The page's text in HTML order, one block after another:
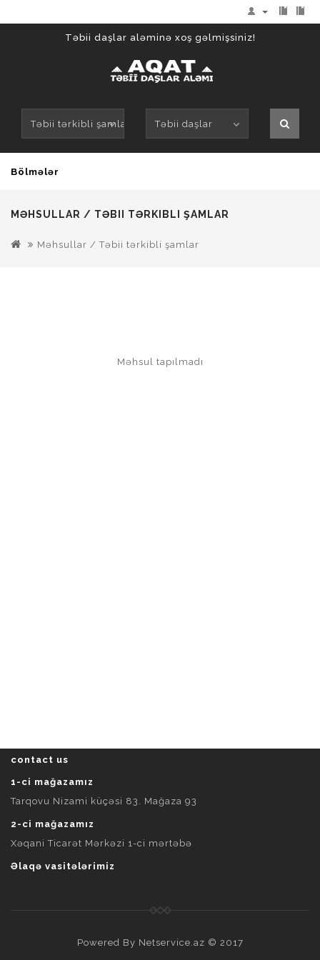
Təbii daşlar aləminə xoş gəlmişsiniz!
Təbii tərkibli şamlar Təbii daşlar
Bölmələr
MƏHSULLAR / TƏBII TƏRKIBLI ŞAMLAR
Məhsullar / Təbii tərkibli şamlar
Məhsul tapılmadı
contact us
1-ci mağazamız
Tarqovu Nizami küçəsi 83. Mağaza 93
2-ci mağazamız
Xəqani Ticarət Mərkəzi 1-ci mərtəbə
Əlaqə vasitələrimiz
Powered By Netservice.az © 2017